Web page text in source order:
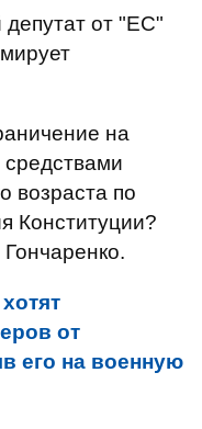
от "ЕС"
на
возраста по
Конституции?
от
его на военную